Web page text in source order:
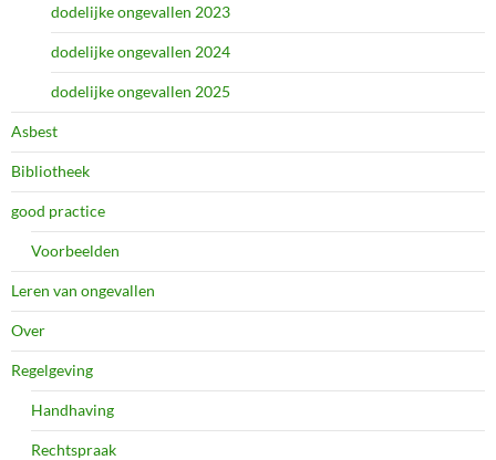
dodelijke ongevallen 2023
dodelijke ongevallen 2024
dodelijke ongevallen 2025
Asbest
Bibliotheek
good practice
Voorbeelden
Leren van ongevallen
Over
Regelgeving
Handhaving
Rechtspraak